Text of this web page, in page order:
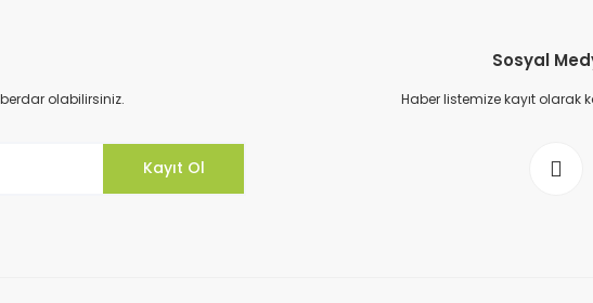
olabilirsiniz.
Kayıt Ol
Sosyal
Haber listemize kayıt